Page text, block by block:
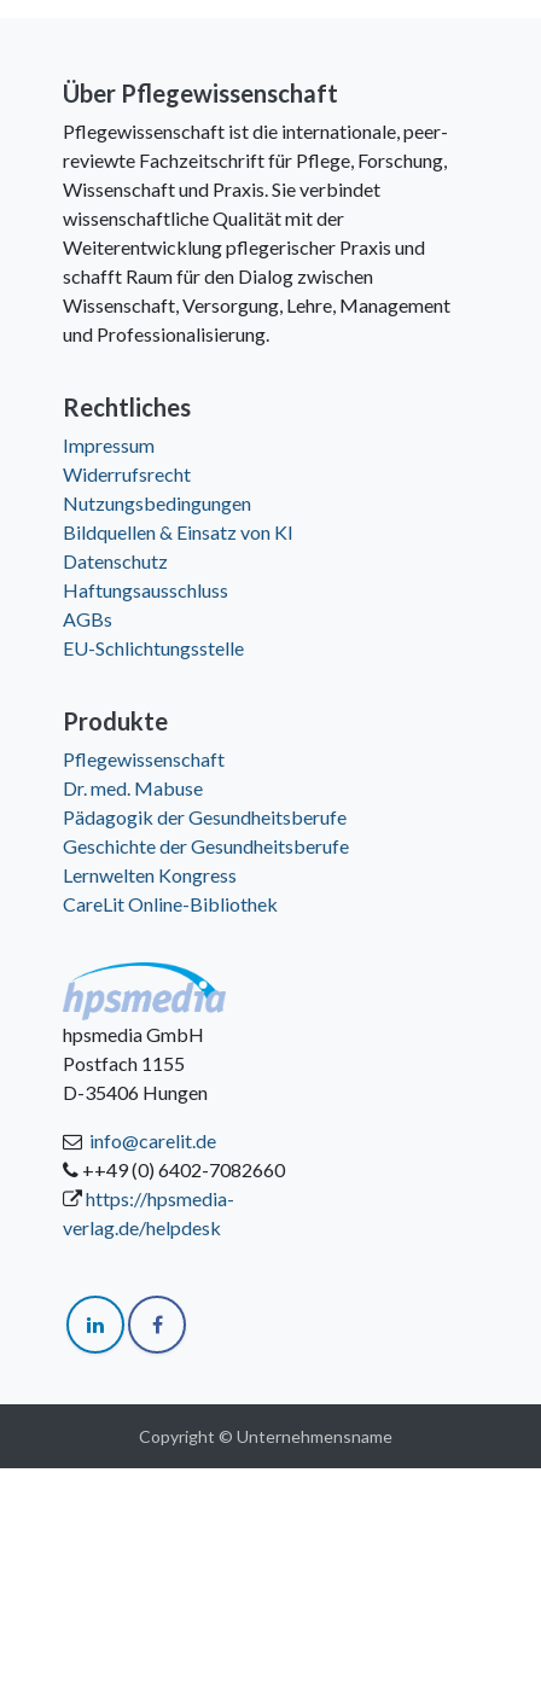
Über Pflegewissenschaft
Pflegewissenschaft ist die internationale, peer-
reviewte Fachzeitschrift für Pflege, Forschung,
Wissenschaft und Praxis. Sie verbindet
wissenschaftliche Qualität mit der
Weiterentwicklung pflegerischer Praxis und
schafft Raum für den Dialog zwischen
Wissenschaft, Versorgung, Lehre, Management
und Professionalisierung.
Rechtliches
Impressum
Widerrufsrecht
Nutzungsbedingungen
Bildquellen & Einsatz von KI
Datenschutz
Haftungsausschluss
AGBs
EU-Schlichtungsstelle
Produkte
Pflegewissenschaft
Dr. med. Mabuse
Pädagogik der Gesundheitsberufe
Geschichte der Gesundheitsberufe
Lernwelten Kongress
CareLit Online-Bibliothek
hpsmedia GmbH
Postfach 1155
D-35406 Hungen
info@carelit.de
++49 (0) 6402-7082660
https://hpsmedia-
verlag.de/helpdesk
Copyright © Unternehmensname